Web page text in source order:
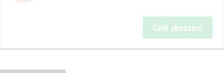
Celé obsazení